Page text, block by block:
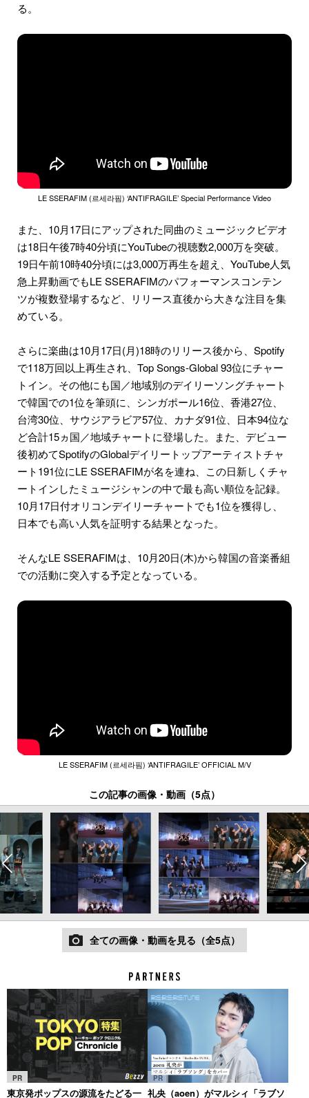
る。
LE SSERAFIM (르세라핌) ‘ANTIFRAGILE’ Special Performance Video
また、10月17日にアップされた同曲のミュージックビデオ
は18日午後7時40分頃にYouTubeの視聴数2,000万を突破。
19日午前10時40分頃には3,000万再生を超え、YouTube人気
急上昇動画でもLE SSERAFIMのパフォーマンスコンテン
ツが複数登場するなど、リリース直後から大きな注目を集
めている。
さらに楽曲は10月17日(月)18時のリリース後から、Spotify
で118万回以上再生され、Top Songs-Global 93位にチャー
トイン。その他にも国／地域別のデイリーソングチャート
で韓国での1位を筆頭に、シンガポール16位、香港27位、
台湾30位、サウジアラビア57位、カナダ91位、日本94位な
ど合計15ヵ国／地域チャートに登場した。また、デビュー
後初めてSpotifyのGlobalデイリートップアーティストチャ
ート191位にLE SSERAFIMが名を連ね、この日新しくチャ
ートインしたミュージシャンの中で最も高い順位を記録。
10月17日付オリコンデイリーチャートでも1位を獲得し、
日本でも高い人気を証明する結果となった。
そんなLE SSERAFIMは、10月20日(木)から韓国の音楽番組
での活動に突入する予定となっている。
LE SSERAFIM (르세라핌) ‘ANTIFRAGILE’ OFFICIAL M/V
この記事の画像・動画（5点）
全ての画像・動画を見る（全5点）
PR
東京発ポップスの源流をたどる一
PR
礼央（aoen）がマルシィ「ラブソ